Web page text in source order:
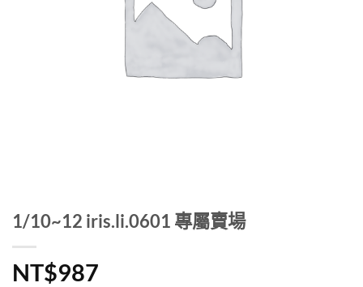
1/10~12 iris.li.0601 專屬賣場
NT$987